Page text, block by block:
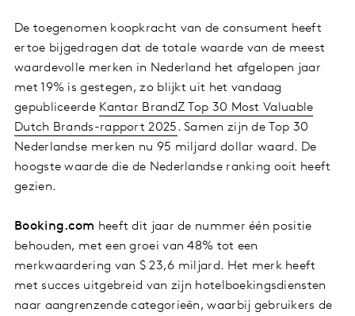
De toegenomen koopkracht van de consument heeft
ertoe bijgedragen dat de totale waarde van de meest
waardevolle merken in Nederland het afgelopen jaar
met 19% is gestegen, zo blijkt uit het vandaag
gepubliceerde Kantar BrandZ Top 30 Most Valuable
Dutch Brands-rapport 2025. Samen zijn de Top 30
Nederlandse merken nu 95 miljard dollar waard. De
hoogste waarde die de Nederlandse ranking ooit heeft
gezien.
Booking.com heeft dit jaar de nummer één positie
behouden, met een groei van 48% tot een
merkwaardering van $ 23,6 miljard. Het merk heeft
met succes uitgebreid van zijn hotelboekingsdiensten
naar aangrenzende categorieën, waarbij gebruikers de